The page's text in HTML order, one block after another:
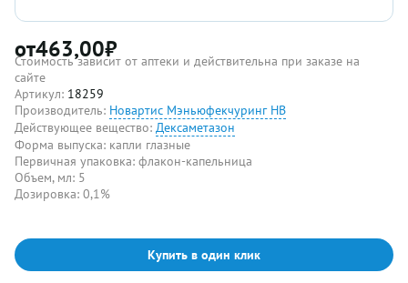
от463,00₽
Стоимость зависит от аптеки и действительна при заказе на
сайте
Артикул: 18259
Производитель: Новартис Мэньюфекчуринг НВ
Действующее вещество: Дексаметазон
Форма выпуска: капли глазные
Первичная упаковка: флакон-капельница
Объем, мл: 5
Дозировка: 0,1%
Купить в один клик